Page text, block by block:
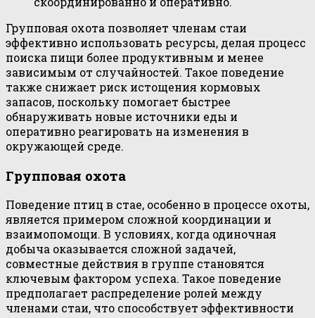
Групповая охота позволяет членам стаи
эффективно использовать ресурсы, делая процесс
поиска пищи более продуктивным и менее
зависимым от случайностей. Такое поведение
также снижает риск истощения кормовых
запасов, поскольку помогает быстрее
обнаруживать новые источники еды и
оперативно реагировать на изменения в
окружающей среде.
Групповая охота
Поведение птиц в стае, особенно в процессе охоты,
является примером сложной координации и
взаимопомощи. В условиях, когда одиночная
добыча оказывается сложной задачей,
совместные действия в группе становятся
ключевым фактором успеха. Такое поведение
предполагает распределение ролей между
членами стаи, что способствует эффективности